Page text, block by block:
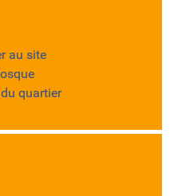
au site
quartier